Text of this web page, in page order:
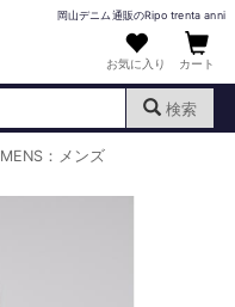
岡山デニム通販のRipo trenta anni
お気に入り カート
検索
MENS：メンズ